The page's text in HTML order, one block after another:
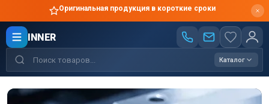
Оригинальная продукция в короткие сроки
INNER
Каталог